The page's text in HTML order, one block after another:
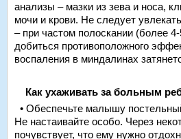
анализы – мазки из зева и носа,
мочи и крови. Не следует
– при частом полоскании (более
добиться противоположного
воспаления в миндалинах
Как ухаживать за больным
• Обеспечьте малышу
Не настаивайте особо. Через
почувствует, что ему нужно